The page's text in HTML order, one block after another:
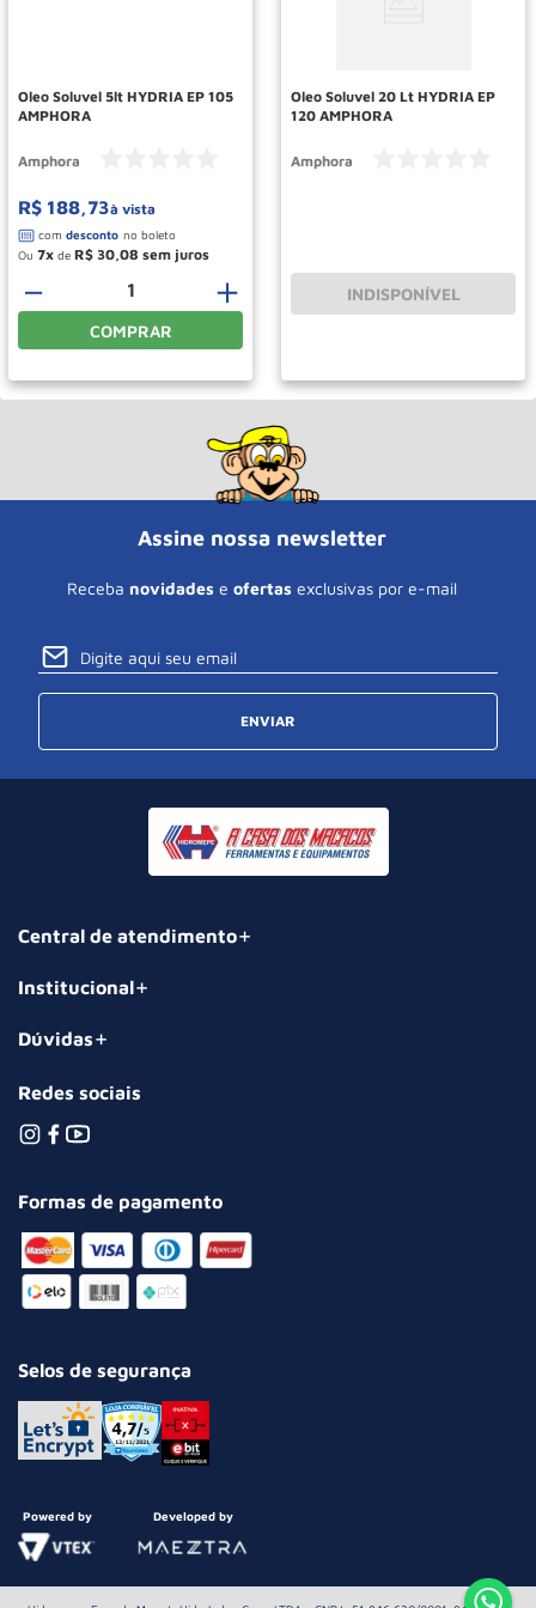
Oleo Soluvel 5lt HYDRIA EP 105
AMPHORA
Amphora
R$ 188,73à vista
Ou 7 de R$ 30,08
＋
－
COMPRAR
Oleo Soluvel 20 Lt HYDRIA EP
120 AMPHORA
Amphora
INDISPONÍVEL
Assine nossa newsletter
Receba novidades e ofertas exclusivas por e-mail
ENVIAR
Central de atendimento
Institucional
Dúvidas
Redes sociais
Formas de pagamento
Selos de segurança
Powered by Developed by